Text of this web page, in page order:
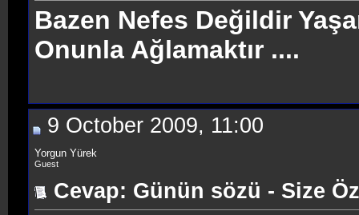
Bazen Nefes Değildir
Onunla Ağlamaktır ....
9 October 2009, 11:00
Yorgun Yürek
Guest
Cevap: Günün sözü - Size